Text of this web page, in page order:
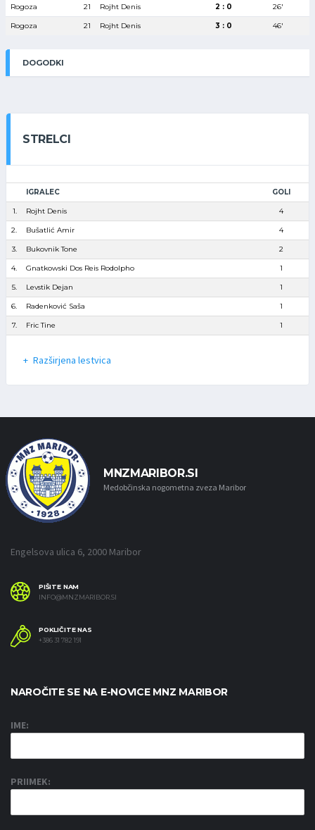
Rogoza 21 Rojht Denis 2 : 0 26′
Rogoza 21 Rojht Denis 3 : 0 46′
DOGODKI
STRELCI
IGRALEC GOLI
1. Rojht Denis 4
2. Bušatlić Amir 4
3. Bukovnik Tone 2
4. Gnatkowski Dos Reis Rodolpho 1
5. Levstik Dejan 1
6. Radenković Saša 1
7. Fric Tine 1
Razširjena lestvica
MNZMARIBOR.SI
Medobčinska nogometna zveza Maribor
Engelsova ulica 6, 2000 Maribor
PIŠITE NAM
INFO@MNZMARIBOR.SI
POKLIČITE NAS
+386 31 782 191
NAROČITE SE NA E-NOVICE MNZ MARIBOR
IME:
PRIIMEK: